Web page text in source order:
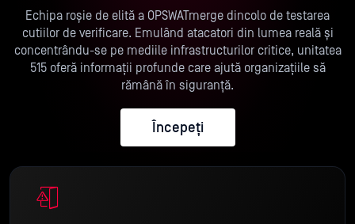
riscuri.
Echipa roșie de elită a OPSWATmerge dincolo de testarea
cutiilor de verificare. Emulând atacatori din lumea reală și
concentrându-se pe mediile infrastructurilor critice, unitatea
515 oferă informații profunde care ajută organizațiile să
rămână în siguranță.
Începeți